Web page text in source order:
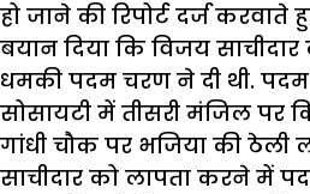
हो जाने की रिपोर्ट दर्ज
बयान दिया कि विजय
धमकी पदम चरण ने दी थी.
सोसायटी में तीसरी मंजिल पर
गांधी चौक पर भजिया की ठेली
साचीदार को लापता करने में